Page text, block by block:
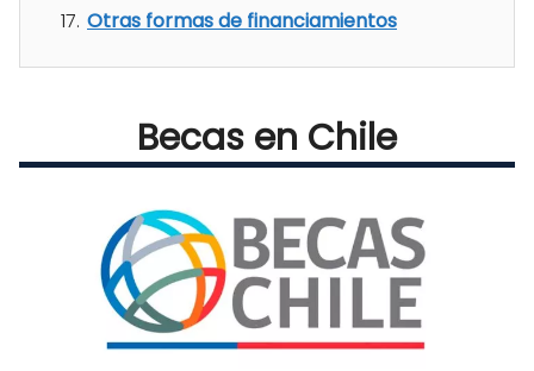
Otras formas de financiamientos
Becas en Chile